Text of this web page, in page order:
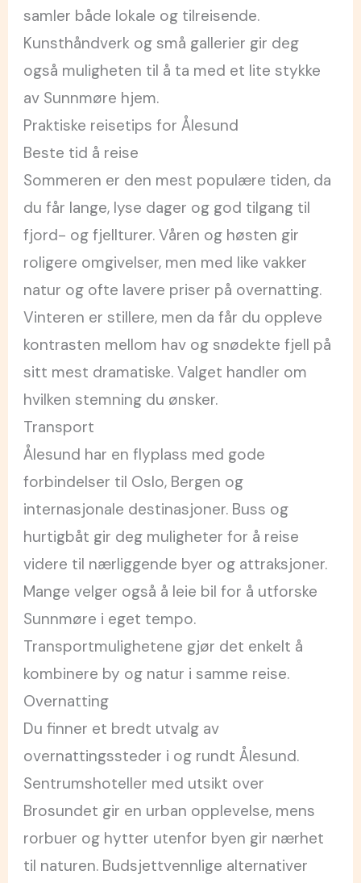
samler både lokale og tilreisende.
Kunsthåndverk og små gallerier gir deg
også muligheten til å ta med et lite stykke
av Sunnmøre hjem.
Praktiske reisetips for Ålesund
Beste tid å reise
Sommeren er den mest populære tiden, da
du får lange, lyse dager og god tilgang til
fjord- og fjellturer. Våren og høsten gir
roligere omgivelser, men med like vakker
natur og ofte lavere priser på overnatting.
Vinteren er stillere, men da får du oppleve
kontrasten mellom hav og snødekte fjell på
sitt mest dramatiske. Valget handler om
hvilken stemning du ønsker.
Transport
Ålesund har en flyplass med gode
forbindelser til Oslo, Bergen og
internasjonale destinasjoner. Buss og
hurtigbåt gir deg muligheter for å reise
videre til nærliggende byer og attraksjoner.
Mange velger også å leie bil for å utforske
Sunnmøre i eget tempo.
Transportmulighetene gjør det enkelt å
kombinere by og natur i samme reise.
Overnatting
Du finner et bredt utvalg av
overnattingssteder i og rundt Ålesund.
Sentrumshoteller med utsikt over
Brosundet gir en urban opplevelse, mens
rorbuer og hytter utenfor byen gir nærhet
til naturen. Budsjettvennlige alternativer